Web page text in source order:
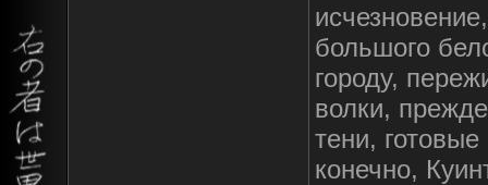
большого
городу,
волки,
тени,
конечно,